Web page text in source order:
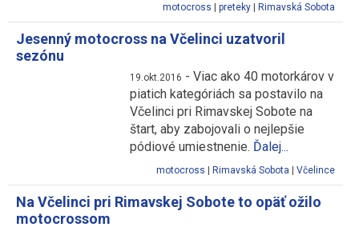
motocross preteky Rimavská Sobota
Jesenný motocross na Včelinci uzatvoril
sezónu
19.okt.2016 - Viac ako 40 motorkárov v
piatich kategóriách sa postavilo na
Včelinci pri Rimavskej Sobote na
štart, aby zabojovali o nejlepšie
pódiové umiestnenie. Ďalej...
motocross Rimavská Sobota Včelince
Na Včelinci pri Rimavskej Sobote to opäť ožilo
motocrossom